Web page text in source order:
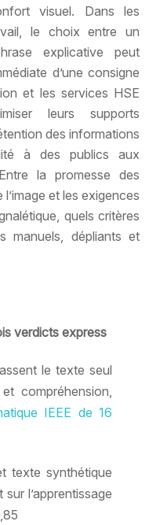
visuel. Dans les
le choix entre un
explicative peut
d’une consigne
et les services HSE
leurs supports
des informations
à des publics aux
la promesse des
et les exigences
quels critères
manuels, dépliants et
verdicts express
le texte seul
compréhension,
IEEE de 16
texte synthétique
l’apprentissage